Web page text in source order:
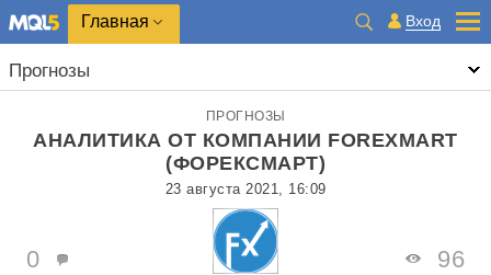
Главная Вход
Прогнозы
ПРОГНОЗЫ
АНАЛИТИКА ОТ КОМПАНИИ FOREXMART
(ФОРЕКСМАРТ)
23 августа 2021, 16:09
0 96